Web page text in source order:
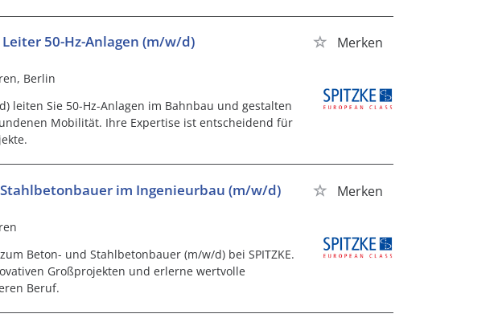
50-Hz-Anlagen (m/w/d) Merken
Berlin
leiten Sie 50-Hz-Anlagen im Bahnbau und gestalten
Mobilität. Ihre Expertise ist entscheidend für
im Ingenieurbau (m/w/d) Merken
Beton- und Stahlbetonbauer (m/w/d) bei SPITZKE.
Großprojekten und erlerne wertvolle
Beruf.